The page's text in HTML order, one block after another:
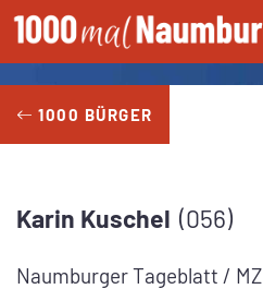
Zum
Inhalt
springen
1000 BÜRGER
Karin Kuschel 056
Naumburger Tageblatt / MZ